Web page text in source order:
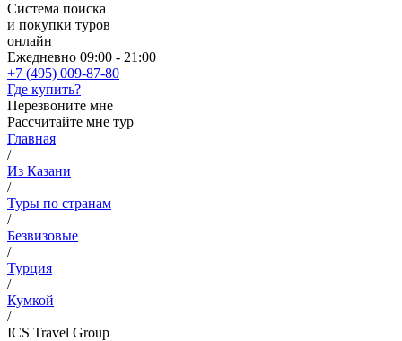
Система поиска
и покупки туров
онлайн
Ежедневно 09:00 - 21:00
+7 (495) 009-87-80
Где купить?
Перезвоните мне
Рассчитайте мне тур
Главная
/
Из Казани
/
Туры по странам
/
Безвизовые
/
Турция
/
Кумкой
/
ICS Travel Group